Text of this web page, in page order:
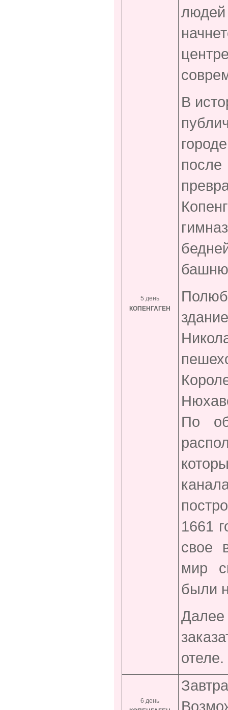
5 день
КОПЕНГАГЕН
В
По
1661
свое
мир
были
Далее
отеле.
6 день